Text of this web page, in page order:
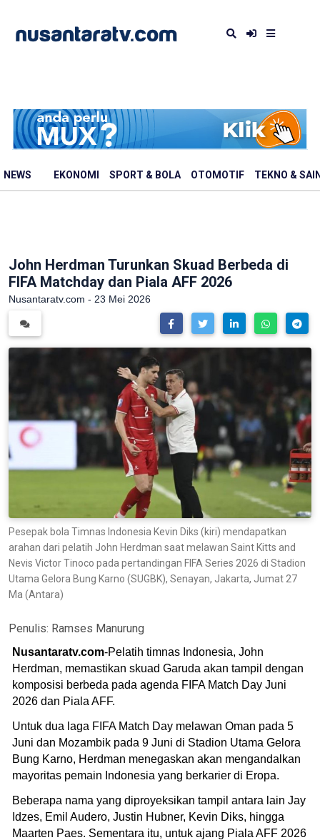
NEWS EKONOMI SPORT & BOLA OTOMOTIF TEKNO &
John Herdman Turunkan Skuad Berbeda di
FIFA Matchday dan Piala AFF 2026
Nusantaratv.com - 23 Mei 2026
Pesepak bola Timnas Indonesia Kevin Diks (kiri) mendapatkan
arahan dari pelatih John Herdman saat melawan Saint Kitts and
Nevis Victor Tinoco pada pertandingan FIFA Series 2026 di Stadion
Utama Gelora Bung Karno (SUGBK), Senayan, Jakarta, Jumat 27
Ma (Antara)
Penulis: Ramses Manurung
Nusantaratv.com-Pelatih timnas Indonesia, John
Herdman, memastikan skuad Garuda akan tampil dengan
komposisi berbeda pada agenda FIFA Match Day Juni
2026 dan Piala AFF.
Untuk dua laga FIFA Match Day melawan Oman pada 5
Juni dan Mozambik pada 9 Juni di Stadion Utama Gelora
Bung Karno, Herdman menegaskan akan mengandalkan
mayoritas pemain Indonesia yang berkarier di Eropa.
Beberapa nama yang diproyeksikan tampil antara lain Jay
Idzes, Emil Audero, Justin Hubner, Kevin Diks, hingga
Maarten Paes. Sementara itu, untuk ajang Piala AFF 2026